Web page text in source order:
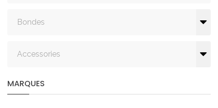
Bondes
Accessories
MARQUES